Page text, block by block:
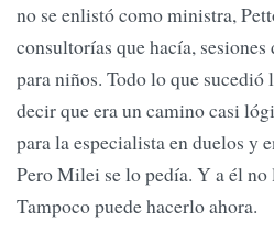
no se enlistó como ministra,
consultorías que hacía,
para niños. Todo lo que sucedió
decir que era un camino casi
para la especialista en duelos y
Pero Milei se lo pedía. Y a él no
Tampoco puede hacerlo ahora.